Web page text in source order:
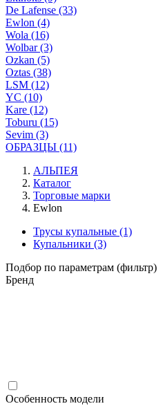
De Lafense (33)
Ewlon (4)
Wola (16)
Wolbar (3)
Ozkan (5)
Oztas (38)
LSM (12)
YC (10)
Kare (12)
Toburu (15)
Sevim (3)
ОБРАЗЦЫ (11)
АЛЬПЕЯ
Каталог
Торговые марки
Ewlon
Трусы купальные (1)
Купальники (3)
Подбор по параметрам (фильтр)
Бренд
Особенность модели